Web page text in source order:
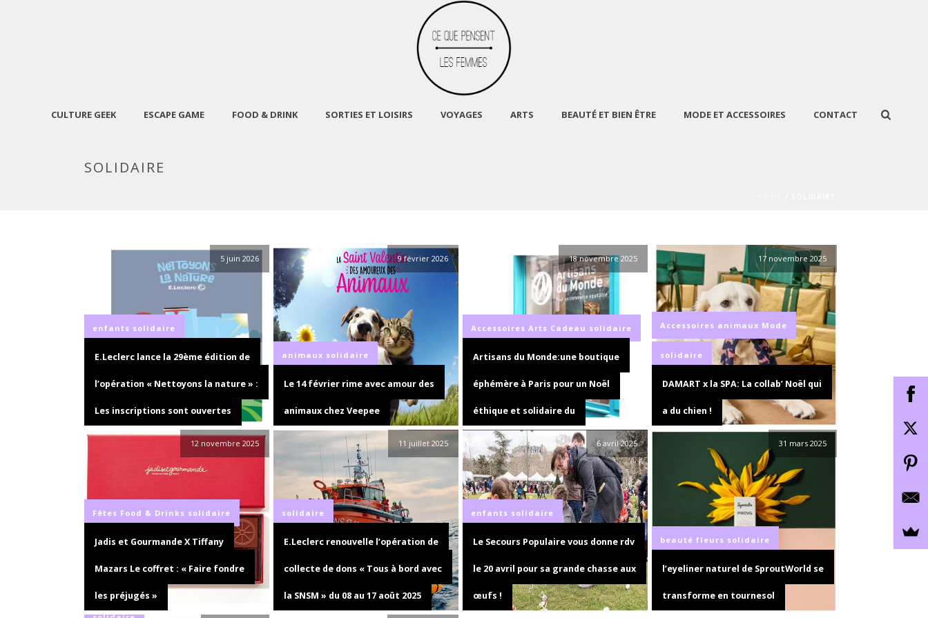
CULTURE GEEK ESCAPE GAME FOOD & DRINK SORTIES ET LOISIRS VOYAGES ARTS BEAUTÉ ET BIEN ÊTRE MODE ET ACCESSOIRES CONTACT
SOLIDAIRE
5 juin 2026
enfants solidaire
E.Leclerc lance la 29ème édition de
l’opération « Nettoyons la nature » :
Les inscriptions sont ouvertes
9 février 2026
animaux solidaire
Le 14 février rime avec amour des
animaux chez Veepee
18 novembre 2025
Accessoires Arts Cadeau solidaire
Artisans du Monde:une boutique
éphémère à Paris pour un Noël
éthique et solidaire du
17 novembre 2025
Accessoires animaux Mode
solidaire
DAMART x la SPA: La collab’ Noël qui
a du chien !
12 novembre 2025
Fêtes Food & Drinks solidaire
Jadis et Gourmande X Tiffany
Mazars Le coffret : « Faire fondre
les préjugés »
11 juillet 2025
solidaire
E.Leclerc renouvelle l’opération de
collecte de dons « Tous à bord avec
la SNSM » du 08 au 17 août 2025
6 avril 2025
enfants solidaire
Le Secours Populaire vous donne rdv
le 20 avril pour sa grande chasse aux
œufs !
31 mars 2025
beauté fleurs solidaire
l’eyeliner naturel de SproutWorld se
transforme en tournesol